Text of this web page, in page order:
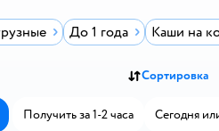
До 1 года Каши на
Сортировка
Получить за 1-2 часа Сегодня